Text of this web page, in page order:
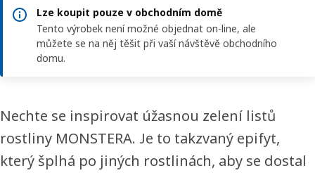
Lze koupit pouze v obchodním domě
Tento výrobek není možné objednat on-line, ale
můžete se na něj těšit při vaší návštěvě obchodního
domu.
Nechte se inspirovat úžasnou zelení listů
rostliny MONSTERA. Je to takzvaný epifyt,
který šplhá po jiných rostlinách, aby se dostal